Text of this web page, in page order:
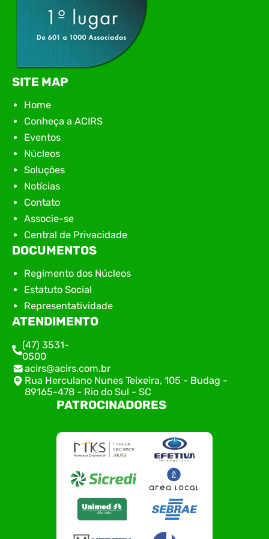
SITE MAP
Home
Conheça a ACIRS
Eventos
Núcleos
Soluções
Notícias
Contato
Associe-se
Central de Privacidade
DOCUMENTOS
Regimento dos Núcleos
Estatuto Social
Representatividade
ATENDIMENTO
(47) 3531-
0500
acirs@acirs.com.br
Rua Herculano Nunes Teixeira, 105 - Budag -
89165-478 - Rio do Sul - SC
PATROCINADORES